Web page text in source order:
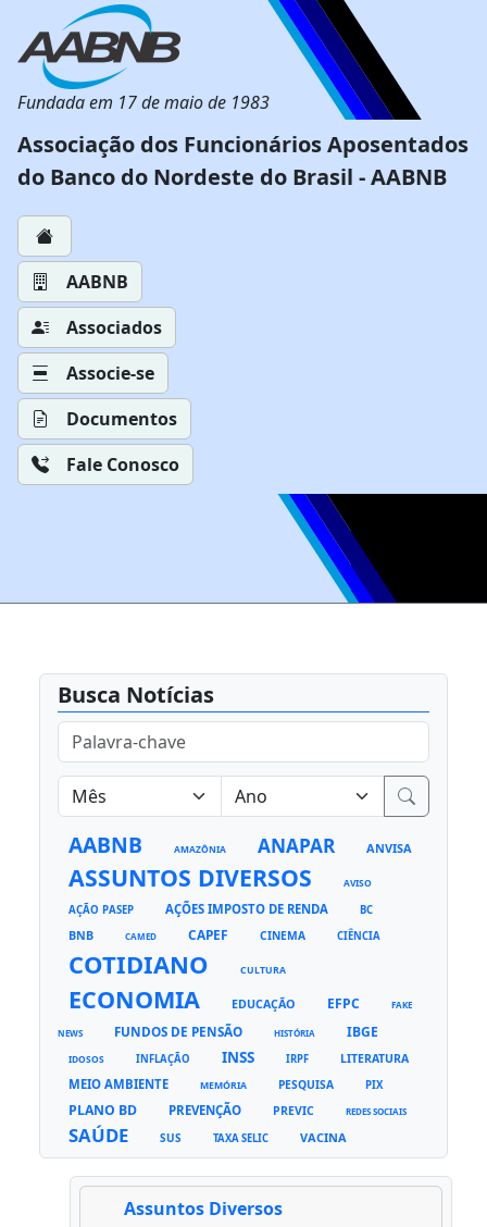
Fundada em 17 de maio de 1983
Associação dos Funcionários Aposentados
do Banco do Nordeste do Brasil - AABNB
AABNB
Associados
Associe-se
Documentos
Fale Conosco
Busca Notícias
AABNB AMAZÔNIA ANAPAR ANVISA
ASSUNTOS DIVERSOS AVISO
AÇÃO PASEP AÇÕES IMPOSTO DE RENDA BC
BNB CAMED CAPEF CINEMA CIÊNCIA
COTIDIANO CULTURA
ECONOMIA EDUCAÇÃO EFPC FAKE
NEWS FUNDOS DE PENSÃO HISTÓRIA IBGE
IDOSOS INFLAÇÃO INSS IRPF LITERATURA
MEIO AMBIENTE MEMÓRIA PESQUISA PIX
PLANO BD PREVENÇÃO PREVIC REDES SOCIAIS
SAÚDE SUS TAXA SELIC VACINA
Assuntos Diversos